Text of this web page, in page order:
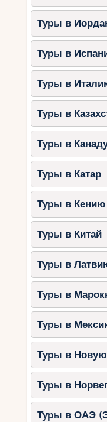
Туры в
Туры в
Туры в
Туры в
Туры в
Туры в Катар
Туры в Кению
Туры в Китай
Туры в
Туры в
Туры в
Туры в
Туры в
Туры в ОАЭ